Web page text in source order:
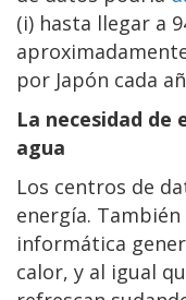
(i) hasta llegar a
por Japón cada
La necesidad de
agua
Los centros de
energía.
informática
calor, y al igual